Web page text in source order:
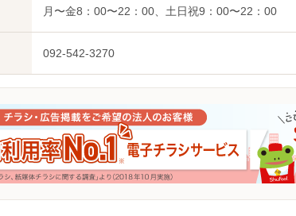
月〜金8：00〜22：00、土日祝9：00〜22：00
092-542-3270